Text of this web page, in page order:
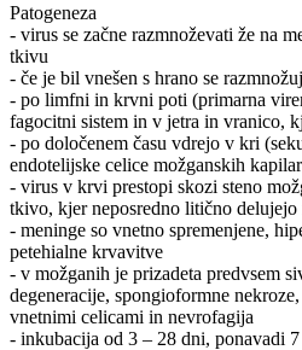
Patogeneza
- virus se začne razmnoževati že na
tkivu
- če je bil vnešen s hrano se
- po limfni in krvni poti (primarna
fagocitni sistem in v jetra in vranico,
- po določenem času vdrejo v kri
endotelijske celice možganskih kapilar
- virus v krvi prestopi skozi steno
tkivo, kjer neposredno litično delujejo
- meninge so vnetno spremenjene,
petehialne krvavitve
- v možganih je prizadeta predvsem
degeneracije, spongioformne
vnetnimi celicami in nevrofagija
- inkubacija od 3 – 28 dni, ponavadi